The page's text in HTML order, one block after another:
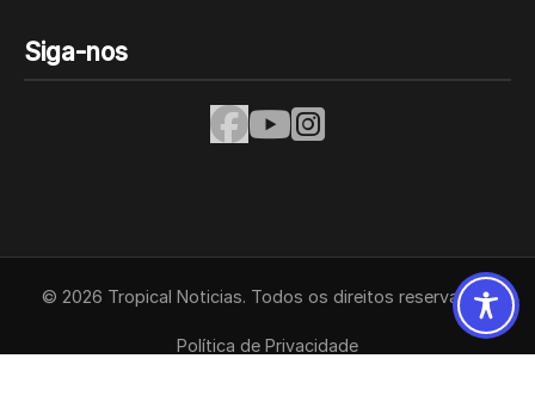
Siga-nos
© 2026 Tropical Noticias. Todos os direitos reservados.
Política de Privacidade